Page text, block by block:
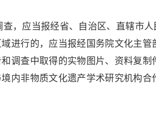
，应当报经省、自治区、直辖市人
进行的，应当报经国务院文化主管
调查中取得的实物图片、资料复制
内非物质文化遗产学术研究机构合